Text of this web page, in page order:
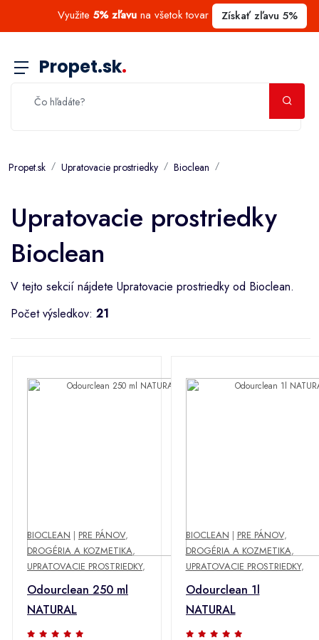
Využite 5% zľavuna všetok tovar Získať zľavu 5%
Propet.sk.
Propet.sk Upratovacie prostriedky Bioclean
Upratovacie prostriedky
Bioclean
V tejto sekcií nájdete Upratovacie prostriedky od Bioclean.
Počet výsledkov: 21
BIOCLEAN | PRE PÁNOV,
DROGÉRIA A KOZMETIKA,
UPRATOVACIE PROSTRIEDKY,
Odourclean 250 ml
NATURAL
BIOCLEAN | PRE PÁNOV,
DROGÉRIA A KOZMETIKA,
UPRATOVACIE PROSTRIEDKY,
Odourclean 1l
NATURAL